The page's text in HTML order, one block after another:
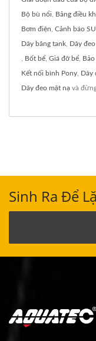
Bộ bù nổi Bảng điều
Bơm điện Cảnh báo
Dây băng tank Dây
Bốt bể Giá đỡ bể
Kết nối bình Pony Dây
Dây đeo mặt nạ và
Sinh Ra Để